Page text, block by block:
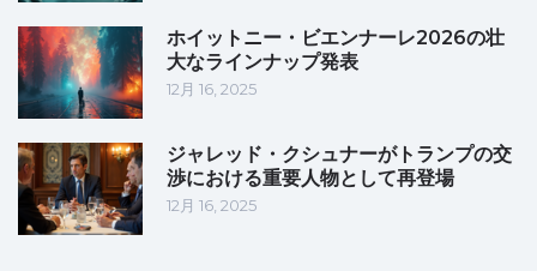
ホイットニー・ビエンナーレ2026の壮
大なラインナップ発表
12月 16, 2025
ジャレッド・クシュナーがトランプの交
渉における重要人物として再登場
12月 16, 2025